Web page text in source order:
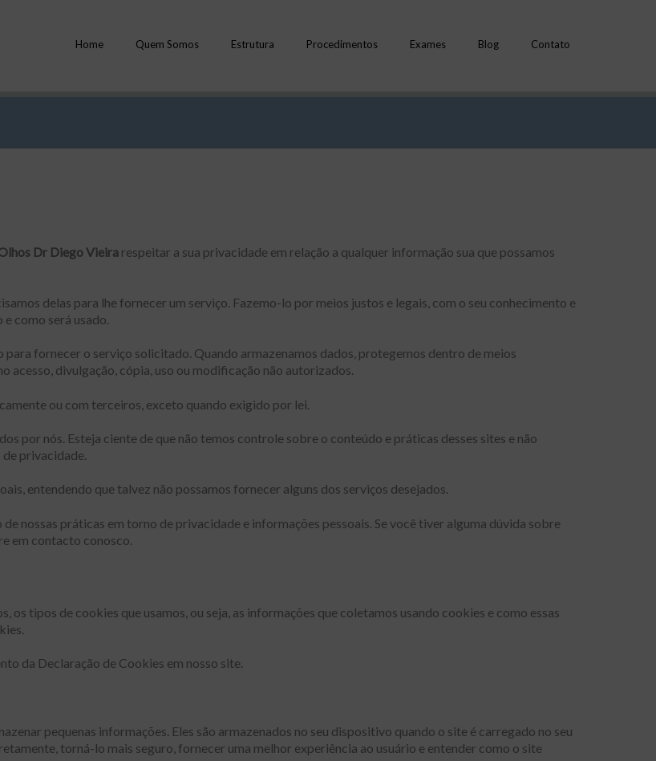
Home Quem Somos Estrutura Procedimentos Exames Blog Contato
Dr Diego Vieira respeitar a sua privacidade em relação a qualquer informação sua que possamos
delas para lhe fornecer um serviço. Fazemo-lo por meios justos e legais, com o seu conhecimento e
como será usado.
fornecer o serviço solicitado. Quando armazenamos dados, protegemos dentro de meios
divulgação, cópia, uso ou modificação não autorizados.
ou com terceiros, exceto quando exigido por lei.
por nós. Esteja ciente de que não temos controle sobre o conteúdo e práticas desses sites e não
privacidade.
entendendo que talvez não possamos fornecer alguns dos serviços desejados.
nossas práticas em torno de privacidade e informações pessoais. Se você tiver alguma dúvida sobre
em contacto conosco.
os tipos de cookies que usamos, ou seja, as informações que coletamos usando cookies e como essas
da Declaração de Cookies em nosso site.
pequenas informações. Eles são armazenados no seu dispositivo quando o site é carregado no seu
torná-lo mais seguro, fornecer uma melhor experiência ao usuário e entender como o site